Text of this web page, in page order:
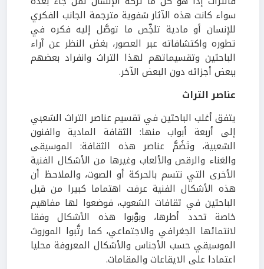
سواء كانت هذه الآثار شفوية مترجمة الجانب الفكري
للإنسان أو مادية تلخِّص ما توصَّل إليه فكره في
تطوره واكتشافاته عبر العصور، بغض النظر عن آراء
الباحثين وتقسيماتهم لهذا التراث وانفراد بعضهم
ببعض أجزائه دون البعض الآخر.
عناصر التراث
يتفق أغلب الباحثين في تقسيم عناصر التراث الشعبي
إلى أربعة أبواب منها: الثقافة المادية والفنون
الشعبية، وتَضُمُّ عناصر هذه الثقافة: الموسيقى
والغناء والرقص والألعاب وغيرها من الأشكال الفنية
الأخرى التي تتسم بالحركة أو الصوت، والملاحظ أن
هذه الأشكال الفنية عرفت اهتماما كبيرا من قبل
الباحثين في ثقافات الشعوب، فوضعوا لها مفاهيم
خاصة تحدد أطرها، وبوَّبوا هذه الأشكال وفقا
لانتمائها الجغرافي والاجتماعي، كما رتَّبوا الموروث
الموسيقي حسب الأجناس والأشكال المعروفة محليا
اعتمادا على الايقاعات والمقامات.